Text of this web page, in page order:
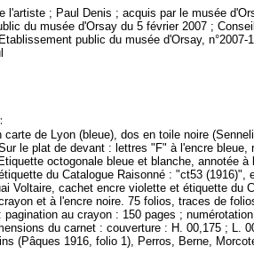
l'artiste ; Paul Denis ; acquis par le musée
du musée d'Orsay du 5 février 2007 ;
public du musée d'Orsay, n°2007-
de Lyon (bleue), dos en toile noire
le plat de devant : lettres "F" à l'encre bleue,
octogonale bleue et blanche, annotée
du Catalogue Raisonné : "ct53
Voltaire, cachet encre violette et étiquette du
et à l'encre noire. 75 folios, traces de
pagination au crayon : 150 pages ;
du carnet : couverture : H. 00,175 ; L.
(Pâques 1916, folio 1), Perros, Berne,